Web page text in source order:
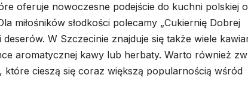
oferuje nowoczesne podejście do kuchni polskiej
miłośników słodkości polecamy „Cukiernię Dobrej
W Szczecinie znajduje się także wiele
aromatycznej kawy lub herbaty. Warto również
cieszą się coraz większą popularnością wśród